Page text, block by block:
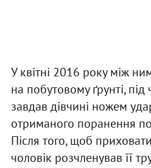
У квітні 2016 року між
на побутовому ґрунті, під
завдав дівчині ножем
отриманого поранення
Після того, щоб
чоловік розчленував її